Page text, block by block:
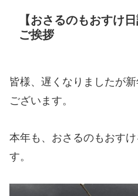
【おさるのもおすけ
ご挨拶
皆様、遅くなりましたが
ございます。
本年も、おさるのもおす
す。